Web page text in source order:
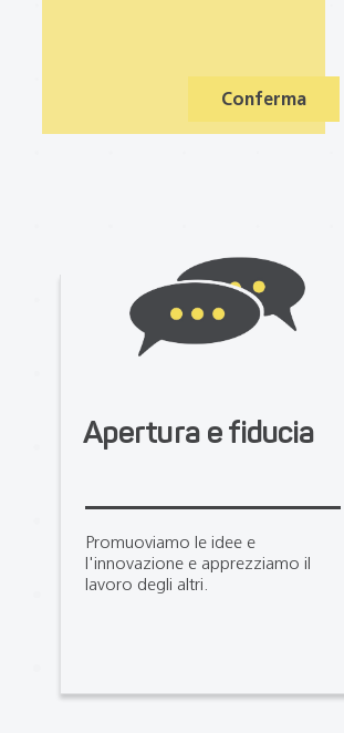
Conferma
Apertura e fiducia
Promuoviamo le idee e
l'innovazione e apprezziamo il
lavoro degli altri.